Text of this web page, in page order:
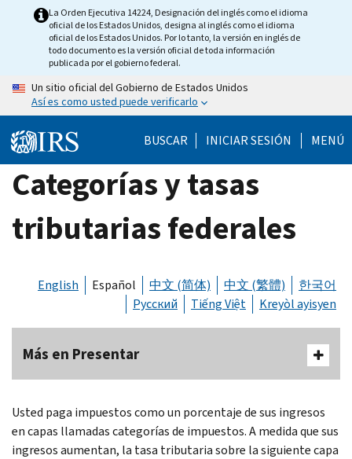
La Orden Ejecutiva 14224, Designación del inglés como el idioma
oficial de los Estados Unidos, designa al inglés como el idioma
oficial de los Estados Unidos. Por lo tanto, la versión en inglés de
todo documento es la versión oficial de toda información
publicada por el gobierno federal.
Un sitio oficial del Gobierno de Estados Unidos
Así es como usted puede verificarlo
BUSCAR INICIAR SESIÓN MENÚ
Categorías y tasas
tributarias federales
English Español 中文 (简体) 中文 (繁體)
한국어
Русский
Tiếng Việt Kreyòl ayisyen
Más en Presentar
Usted paga impuestos como un porcentaje de sus ingresos
en capas llamadas categorías de impuestos. A medida que sus
ingresos aumentan, la tasa tributaria sobre la siguiente capa